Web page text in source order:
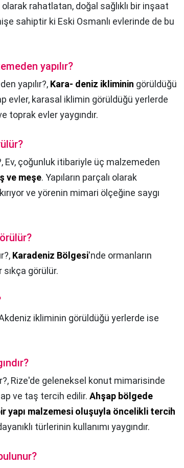
rahatlatan, doğal sağlıklı bir inşaat
sahiptir ki Eski Osmanlı evlerinde de bu
yapılır?
yapılır?, Kara- deniz ikliminin görüldüğü
evler, karasal iklimin görüldüğü yerlerde
toprak evler yaygındır.
Ev, çoğunluk itibariyle üç malzemeden
ve meşe. Yapıların parçalı olarak
ve yörenin mimari ölçeğine saygı
Karadeniz Bölgesi'nde ormanların
görülür.
ikliminin görüldüğü yerlerde ise
Rize'de geleneksel konut mimarisinde
ve taş tercih edilir. Ahşap bölgede
yapı malzemesi oluşuyla öncelikli tercih
türlerinin kullanımı yaygındır.